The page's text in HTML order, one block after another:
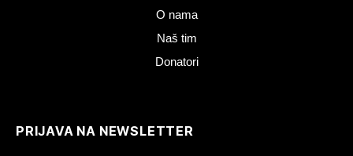
O nama
Naš tim
Donatori
PRIJAVA NA NEWSLETTER